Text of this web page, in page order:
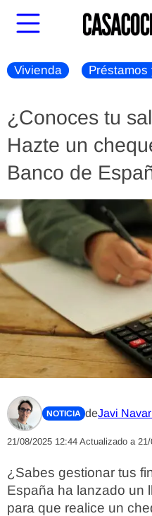
Vivienda Préstamos
¿Conoces tu
Hazte un
Banco de
NOTICIA deJavi
21/08/2025 12:44 Actualizado a 21/
¿Sabes gestionar tus
España ha lanzado un
para que realice un